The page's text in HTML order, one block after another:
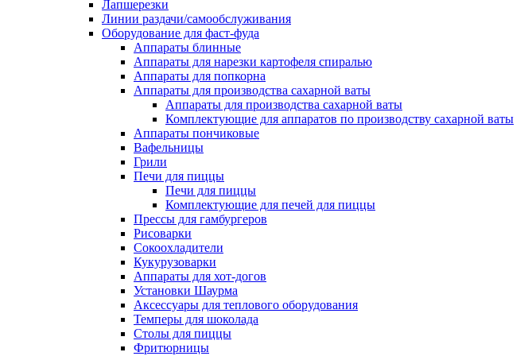
Лапшерезки
Линии раздачи/самообслуживания
Оборудование для фаст-фуда
Аппараты блинные
Аппараты для нарезки картофеля спиралью
Аппараты для попкорна
Аппараты для производства сахарной ваты
Аппараты для производства сахарной ваты
Комплектующие для аппаратов по производству сахарной ваты
Аппараты пончиковые
Вафельницы
Грили
Печи для пиццы
Печи для пиццы
Комплектующие для печей для пиццы
Прессы для гамбургеров
Рисоварки
Сокоохладители
Кукурузоварки
Аппараты для хот-догов
Установки Шаурма
Аксессуары для теплового оборудования
Темперы для шоколада
Столы для пиццы
Фритюрницы